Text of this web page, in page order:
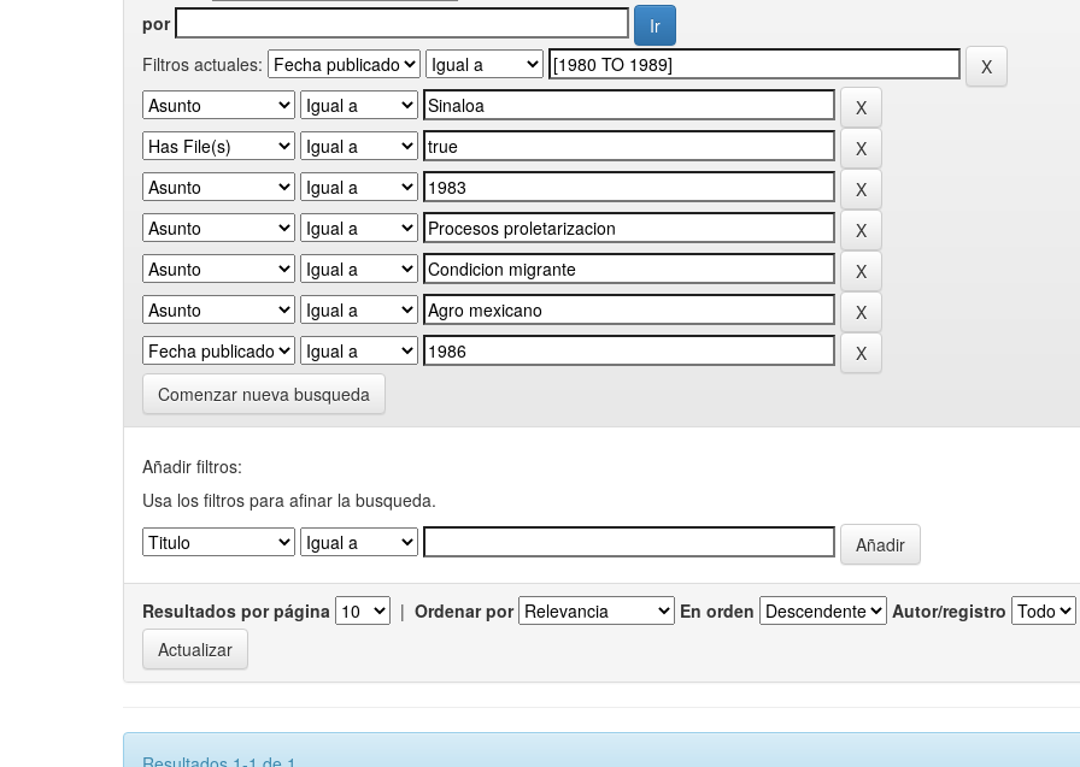
por
Filtros actuales:
Comenzar nueva busqueda
Añadir filtros:
Usa los filtros para afinar la busqueda.
Resultados por página | Ordenar por En orden Autor/registro